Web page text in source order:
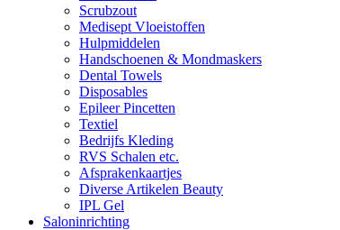
Scrubzout
Medisept Vloeistoffen
Hulpmiddelen
Handschoenen & Mondmaskers
Dental Towels
Disposables
Epileer Pincetten
Textiel
Bedrijfs Kleding
RVS Schalen etc.
Afsprakenkaartjes
Diverse Artikelen Beauty
IPL Gel
Saloninrichting